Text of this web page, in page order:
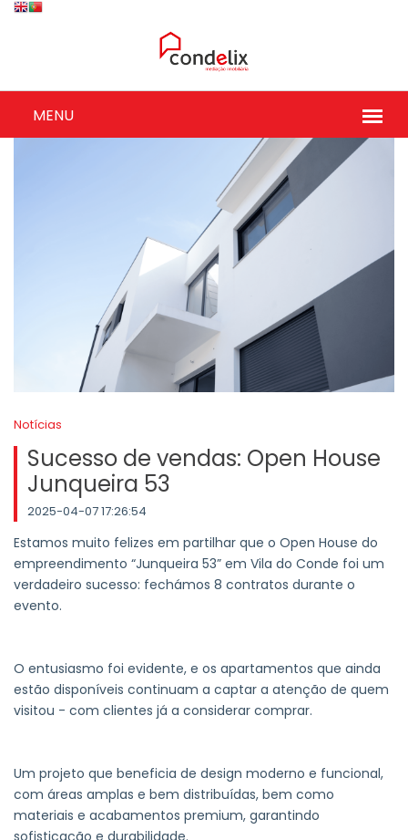
Notícias
Sucesso de vendas: Open House
Junqueira 53
2025-04-07 17:26:54
Estamos muito felizes em partilhar que o Open House do
empreendimento “Junqueira 53” em Vila do Conde foi um
verdadeiro sucesso: fechámos 8 contratos durante o
evento.
O entusiasmo foi evidente, e os apartamentos que ainda
estão disponíveis continuam a captar a atenção de quem
visitou - com clientes já a considerar comprar.
Um projeto que beneficia de design moderno e funcional,
com áreas amplas e bem distribuídas, bem como
materiais e acabamentos premium, garantindo
sofisticação e durabilidade.